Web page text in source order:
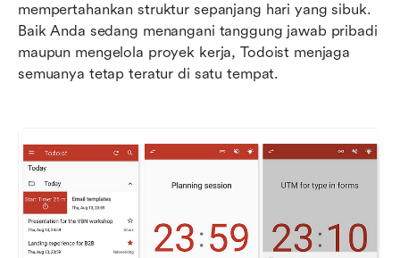
mempertahankan struktur sepanjang hari yang sibuk.
Baik Anda sedang menangani tanggung jawab pribadi
maupun mengelola proyek kerja, Todoist menjaga
semuanya tetap teratur di satu tempat.